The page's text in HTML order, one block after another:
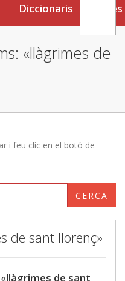
Diccionaris Eines
«llàgrimes de
i feu clic en el botó de
CERCA
de sant llorenç»
llàgrimes de sant